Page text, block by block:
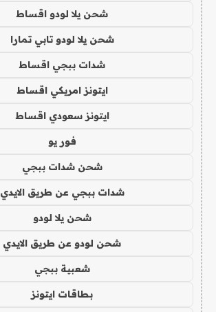
شحن يلا لودو اقساط
شحن يلا لودو تابي تمارا
شدات ببجي اقساط
ايتونز امريكي اقساط
ايتونز سعودي اقساط
فور يو
شحن شدات ببجي
شدات ببجي عن طريق الايدي
شحن يلا لودو
شحن لودو عن طريق الايدي
شعبية ببجي
بطاقات ايتونز